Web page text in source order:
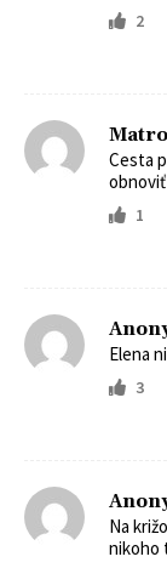
2
Cesta
1
Elena
3
Na
nikoho